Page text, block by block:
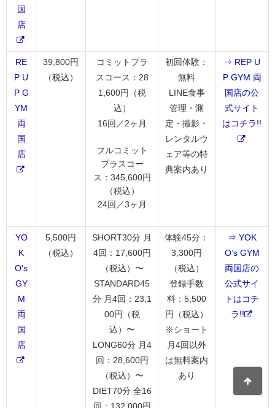
国
店
RE
P U
P G
YM
両
国
店
39,800円
（税込）
コミットプラ
スコース：28
1,600円（税
込）
16回／2ヶ月
フルコミット
プラスコー
ス：345,600円
（税込）
24回／3ヶ月
初回体験：
無料
LINE食事
管理・測
定・撮影・
レンタルウ
ェア等の特
典案内あり
⇒ REP U
P GYM 両
国店の公
式サイト
はコチラ!!
YO
K
O’s
GY
M
両
国
店
5,500円
（税込）
SHORT30分 月
4回：17,600円
（税込）〜
STANDARD45
分 月4回：23,1
00円（税
込）〜
LONG60分 月4
回：28,600円
（税込）〜
DIET70分 全16
体験45分：
3,300円
（税込）
登録手数
料：5,500
円（税込）
※ショート
月4回以外
は無料案内
あり
⇒ YOK
O’s GYM
両国店の
公式サイ
トはコチ
ラ!!